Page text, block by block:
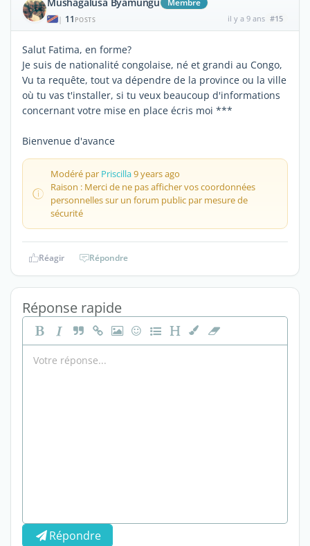
| 11 POSTS il y a 9 ans #15
Salut Fatima, en forme?
Je suis de nationalité congolaise, né et grandi au Congo,
Vu ta requête, tout va dépendre de la province ou la ville
où tu vas t'installer, si tu veux beaucoup d'informations
concernant votre mise en place écris moi ***
Bienvenue d'avance
Modéré par Priscilla9 years ago
Raison : Merci de ne pas afficher vos coordonnées
personnelles sur un forum public par mesure de
sécurité
Réagir Répondre
Réponse rapide
Répondre